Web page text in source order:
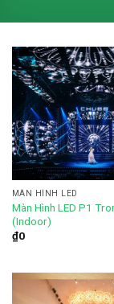
MÀN HÌNH LED
Màn Hình LED P1
(Indoor)
₫0